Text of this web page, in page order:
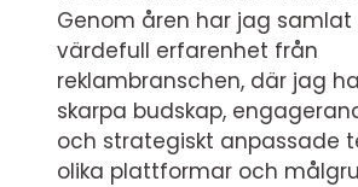
Genom åren har jag
värdefull erfarenhet från
reklambranschen, där jag
skarpa budskap,
och strategiskt anpassade
olika plattformar och